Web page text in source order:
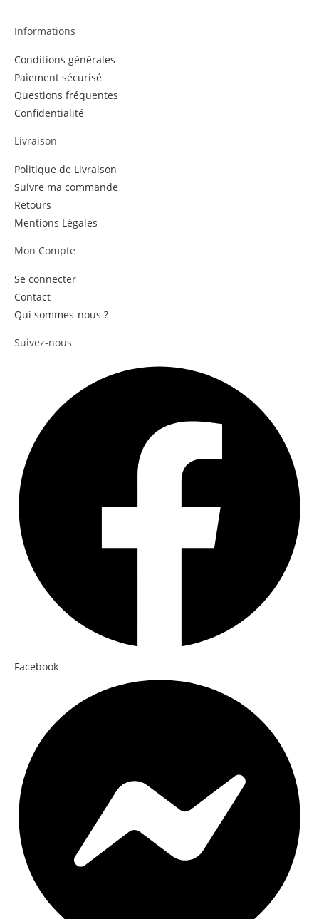
Informations
Conditions générales
Paiement sécurisé
Questions fréquentes
Confidentialité
Livraison
Politique de Livraison
Suivre ma commande
Retours
Mentions Légales
Mon Compte
Se connecter
Contact
Qui sommes-nous ?
Suivez-nous
Facebook